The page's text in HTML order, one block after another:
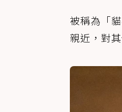
被稱為「
親近，對